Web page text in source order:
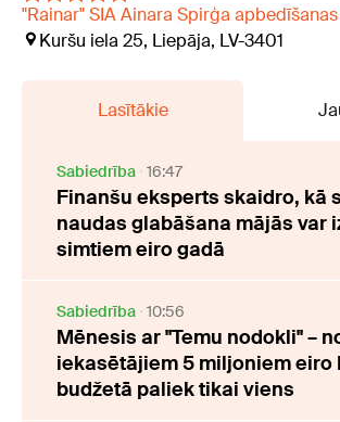
"Rainar" SIA Ainara Spirģa
Kuršu iela 25, Liepāja, LV-3401
Lasītākie
Sabiedrība 16:47
Finanšu eksperts skaidro, kā
naudas glabāšana mājās var
simtiem eiro gadā
Sabiedrība 10:56
Mēnesis ar "Temu nodokli" –
iekasētājiem 5 miljoniem eiro
budžetā paliek tikai viens